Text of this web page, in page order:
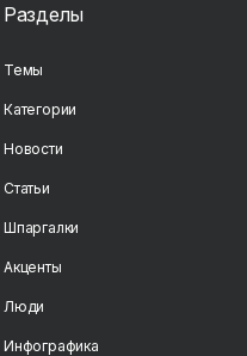
Разделы
Темы
Категории
Новости
Статьи
Шпаргалки
Акценты
Люди
Инфографика